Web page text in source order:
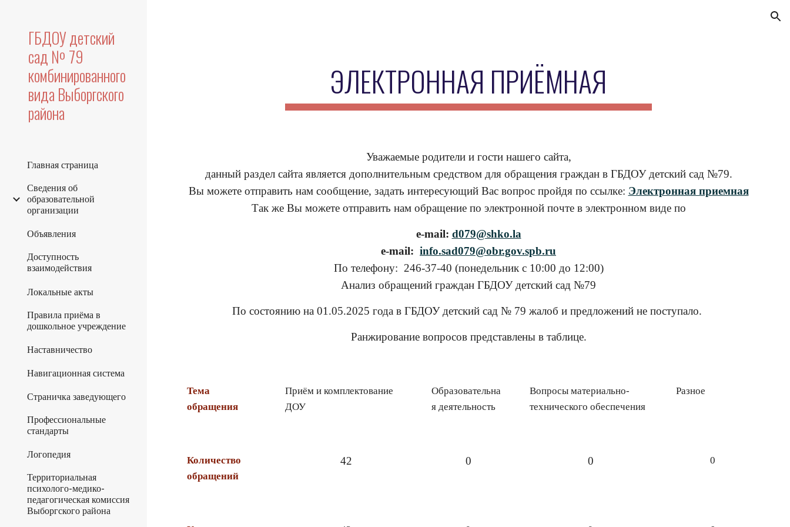
ГБДОУ детский
сад № 79
комбинированного
вида Выборгского
района
Главная страница
Сведения об
образовательной
организации
Объявления
Доступность
взаимодействия
Локальные акты
Правила приёма в
дошкольное учреждение
Наставничество
Навигационная система
Страничка заведующего
Профессиональные
стандарты
Логопедия
Территориальная
психолого-медико-
педагогическая комиссия
Выборгского района
ЭЛЕКТРОННАЯ ПРИЁМНАЯ
Уважаемые родители и гости нашего сайта,
данный раздел сайта является дополнительным средством для обращения граждан в ГБДОУ детский сад №79.
Вы можете отправить нам сообщение, задать интересующий Вас вопрос пройдя по ссылке: Электронная приемная
Так же Вы можете отправить нам обращение по электронной почте в электронном виде по
е-mail: d079@shko.la
е-mail: info.sad079@obr.gov.spb.ru
По телефону: 246-37-40 (понедельник с 10:00 до 12:00)
Анализ обращений граждан ГБДОУ детский сад №79
По состоянию на 01.05.2025 года в ГБДОУ детский сад № 79 жалоб и предложений не поступало.
Ранжирование вопросов представлены в таблице.
Тема
обращения
Приём и комплектование
ДОУ
Образовательна
я деятельность
Вопросы материально-
технического обеспечения
Разное
Количество
обращений
42 0 0 0